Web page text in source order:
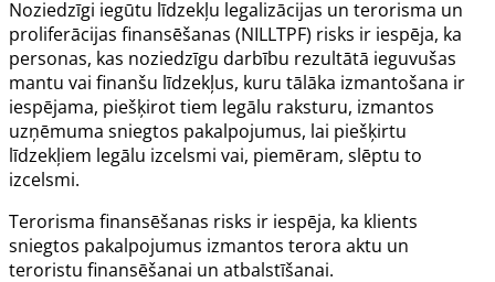
Noziedzīgi iegūtu līdzekļu legalizācijas un terorisma un
proliferācijas finansēšanas (NILLTPF) risks ir iespēja, ka
personas, kas noziedzīgu darbību rezultātā ieguvušas
mantu vai finanšu līdzekļus, kuru tālāka izmantošana ir
iespējama, piešķirot tiem legālu raksturu, izmantos
uzņēmuma sniegtos pakalpojumus, lai piešķirtu
līdzekļiem legālu izcelsmi vai, piemēram, slēptu to
izcelsmi.
Terorisma finansēšanas risks ir iespēja, ka klients
sniegtos pakalpojumus izmantos terora aktu un
teroristu finansēšanai un atbalstīšanai.